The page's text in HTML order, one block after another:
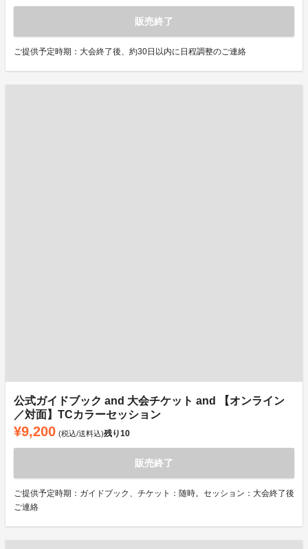
販売終了
ご提供予定時期：大会終了後、約30日以内に日程調整のご連絡
公式ガイドブック and 大会チケット and 【オンライン
／対面】TCカラーセッション
¥9,200 (税込/送料込)残り10
販売終了
ご提供予定時期：ガイドブック、チケット：随時。セッション：大会終了後
ご連絡